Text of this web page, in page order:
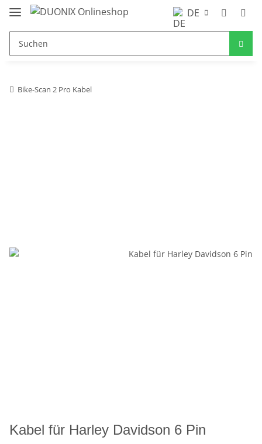
DE
Bike-Scan 2 Pro Kabel
Kabel für Harley Davidson 6 Pin